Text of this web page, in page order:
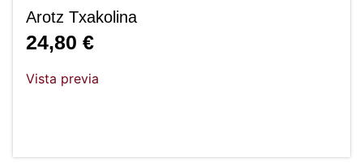
Arotz Txakolina
24,80 €
Vista previa